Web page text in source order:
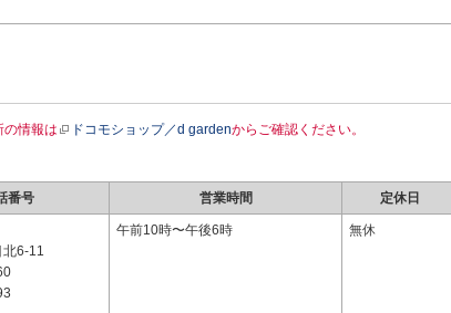
の情報は ドコモショップ／d gardenからご確認ください。
番号 営業時間 定休日
北6-11
午前10時〜午後6時 無休